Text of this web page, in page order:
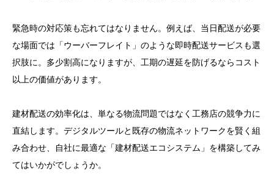
緊急時の対応策も忘れてはなりません。例えば、当日配送が必要
な場面では「ウーバーフレイト」のような即時配送サービスも選
択肢に。多少割高になりますが、工期の遅延を防げるならコスト
以上の価値があります。
建材配送の効率化は、単なる物流問題ではなく工務店の競争力に
直結します。デジタルツールと既存の物流ネットワークを賢く組
み合わせ、自社に最適な「建材配送エコシステム」を構築してみ
てはいかがでしょうか。